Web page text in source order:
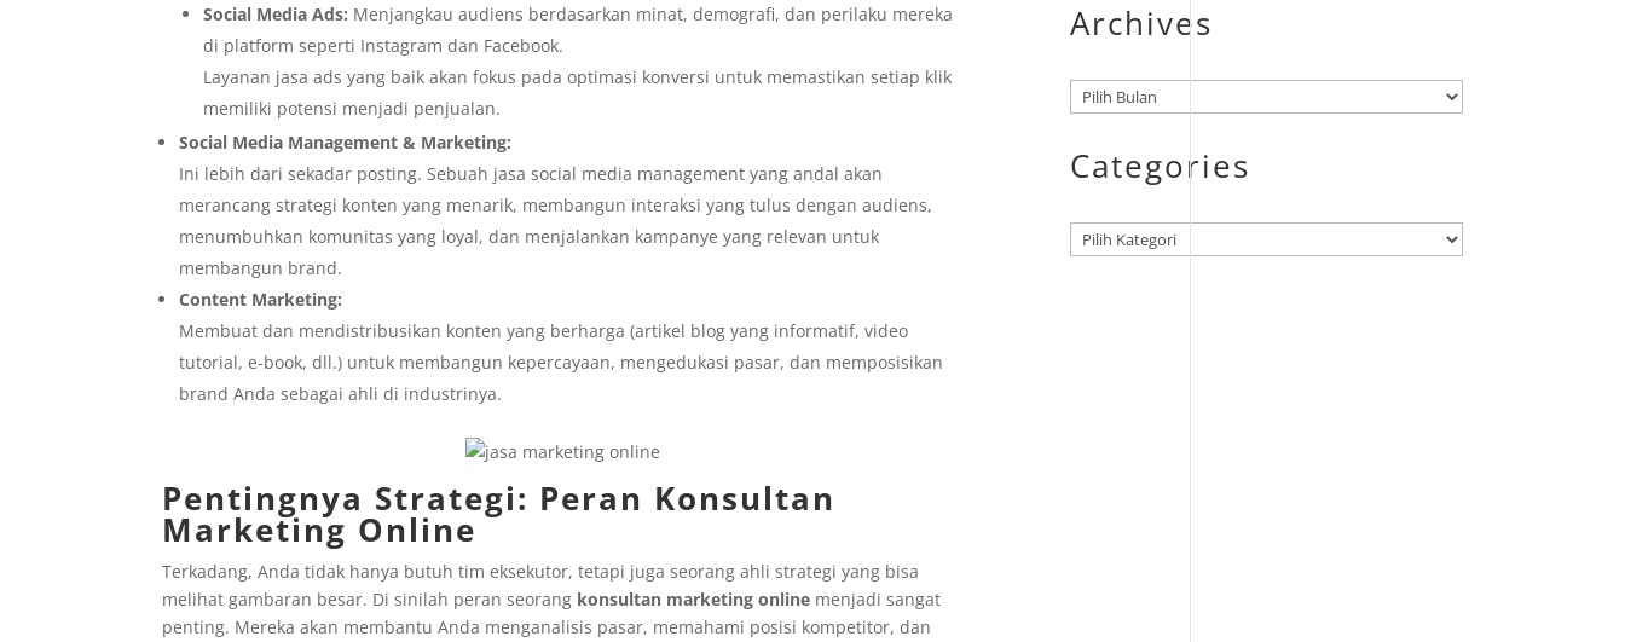
Social Media Ads: Menjangkau audiens berdasarkan minat, demografi, dan perilaku mereka
di platform seperti Instagram dan Facebook.
Layanan jasa ads yang baik akan fokus pada optimasi konversi untuk memastikan setiap klik
memiliki potensi menjadi penjualan.
Social Media Management & Marketing:
Ini lebih dari sekadar posting. Sebuah jasa social media management yang andal akan
merancang strategi konten yang menarik, membangun interaksi yang tulus dengan audiens,
menumbuhkan komunitas yang loyal, dan menjalankan kampanye yang relevan untuk
membangun brand.
Content Marketing:
Membuat dan mendistribusikan konten yang berharga (artikel blog yang informatif, video
tutorial, e-book, dll.) untuk membangun kepercayaan, mengedukasi pasar, dan memposisikan
brand Anda sebagai ahli di industrinya.
Pentingnya Strategi: Peran Konsultan
Marketing Online
Terkadang, Anda tidak hanya butuh tim eksekutor, tetapi juga seorang ahli strategi yang bisa
melihat gambaran besar. Di sinilah peran seorang konsultan marketing online menjadi sangat
penting. Mereka akan membantu Anda menganalisis pasar, memahami posisi kompetitor, dan
Archives
Arsip
Categories
Kategori